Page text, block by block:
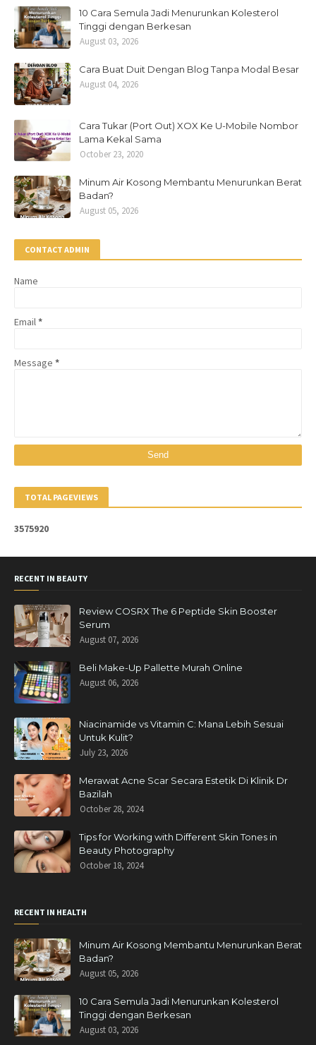
10 Cara Semula Jadi Menurunkan Kolesterol
Tinggi dengan Berkesan
August 03, 2026
Cara Buat Duit Dengan Blog Tanpa Modal Besar
August 04, 2026
Cara Tukar (Port Out) XOX Ke U-Mobile Nombor
Lama Kekal Sama
October 23, 2020
Minum Air Kosong Membantu Menurunkan Berat
Badan?
August 05, 2026
CONTACT ADMIN
Name
Email*
Message *
TOTAL PAGEVIEWS
3575920
RECENT IN BEAUTY
Review COSRX The 6 Peptide Skin Booster
Serum
August 07, 2026
Beli Make-Up Pallette Murah Online
August 06, 2026
Niacinamide vs Vitamin C: Mana Lebih Sesuai
Untuk Kulit?
July 23, 2026
Merawat Acne Scar Secara Estetik Di Klinik Dr
Bazilah
October 28, 2024
Tips for Working with Different Skin Tones in
Beauty Photography
October 18, 2024
RECENT IN HEALTH
Minum Air Kosong Membantu Menurunkan Berat
Badan?
August 05, 2026
10 Cara Semula Jadi Menurunkan Kolesterol
Tinggi dengan Berkesan
August 03, 2026